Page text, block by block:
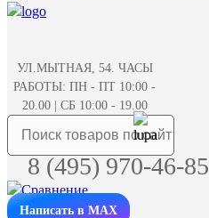
УЛ.МЫТНАЯ, 54. ЧАСЫ
РАБОТЫ: ПН - ПТ 10:00 -
20.00 | СБ 10:00 - 19.00
8 (495) 970-46-85
Написать в MAX